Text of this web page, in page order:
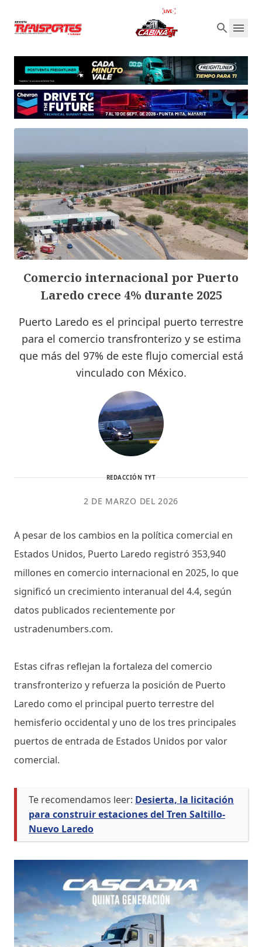
Comercio internacional por Puerto
Laredo crece 4% durante 2025
Puerto Laredo es el principal puerto terrestre
para el comercio transfronterizo y se estima
que más del 97% de este flujo comercial está
vinculado con México.
REDACCIÓN TYT
2 DE MARZO DEL 2026
A pesar de los cambios en la política comercial en
Estados Unidos, Puerto Laredo registró 353,940
millones en comercio internacional en 2025, lo que
significó un crecimiento interanual del 4.4, según
datos publicados recientemente por
ustradenumbers.com.
Estas cifras reflejan la fortaleza del comercio
transfronterizo y refuerza la posición de Puerto
Laredo como el principal puerto terrestre del
hemisferio occidental y uno de los tres principales
puertos de entrada de Estados Unidos por valor
comercial.
Te recomendamos leer: Desierta, la licitación
para construir estaciones del Tren Saltillo-
Nuevo Laredo